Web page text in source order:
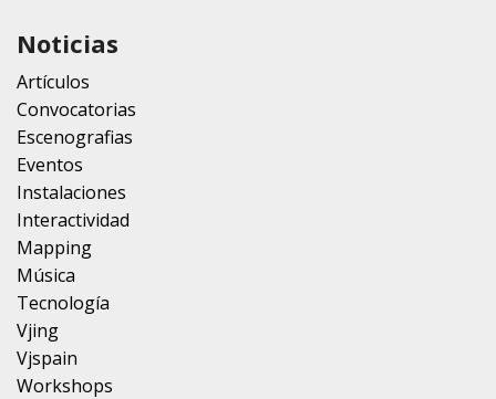
Noticias
Artículos
Convocatorias
Escenografias
Eventos
Instalaciones
Interactividad
Mapping
Música
Tecnología
Vjing
Vjspain
Workshops